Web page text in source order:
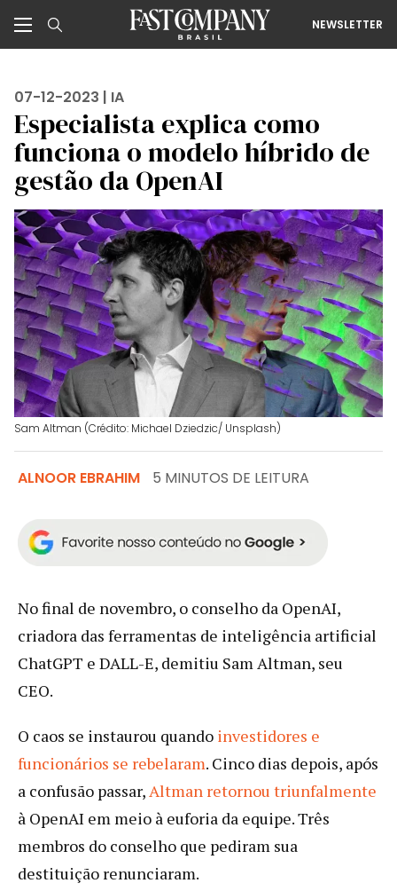
NEWSLETTER
07-12-2023 | IA
Especialista explica como
funciona o modelo híbrido de
gestão da OpenAI
Sam Altman (Crédito: Michael Dziedzic/ Unsplash)
ALNOOR EBRAHIM 5 MINUTOS DE LEITURA
No final de novembro, o conselho da OpenAI,
criadora das ferramentas de inteligência artificial
ChatGPT e DALL-E, demitiu Sam Altman, seu
CEO.
O caos se instaurou quando investidores e
funcionários se rebelaram. Cinco dias depois, após
a confusão passar,Altman retornou triunfalmente
à OpenAI em meio à euforia da equipe. Três
membros do conselho que pediram sua
destituição renunciaram.